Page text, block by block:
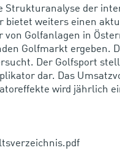
Strukturanalyse der
bietet weiters einen
Golfanlagen in
Golfmarkt ergeben.
Der Golfsport
dar. Das
wird jährlich